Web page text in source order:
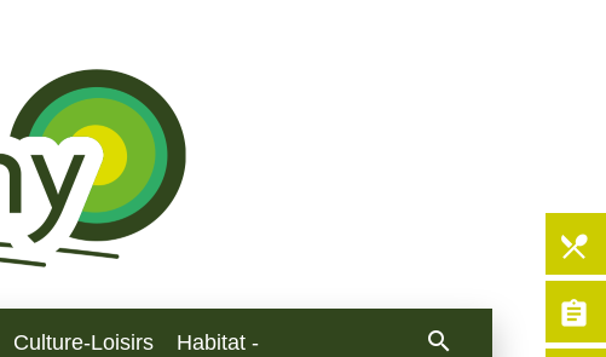
Culture-Loisirs
Habitat -
search
local_dining
assignment